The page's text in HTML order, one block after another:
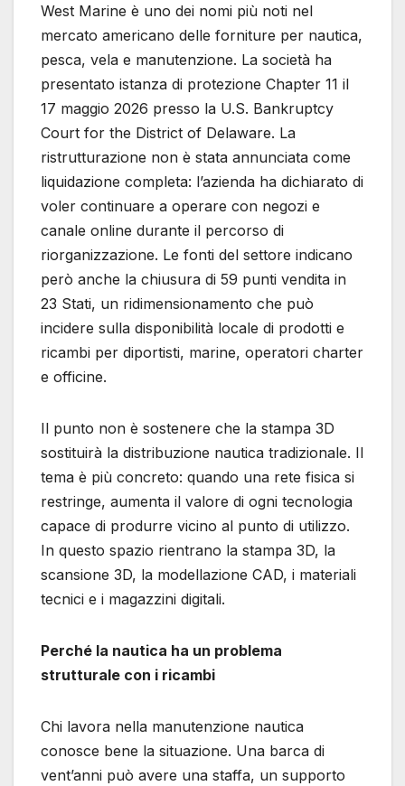
West Marine è uno dei nomi più noti nel
mercato americano delle forniture per nautica,
pesca, vela e manutenzione. La società ha
presentato istanza di protezione Chapter 11 il
17 maggio 2026 presso la U.S. Bankruptcy
Court for the District of Delaware. La
ristrutturazione non è stata annunciata come
liquidazione completa: l’azienda ha dichiarato di
voler continuare a operare con negozi e
canale online durante il percorso di
riorganizzazione. Le fonti del settore indicano
però anche la chiusura di 59 punti vendita in
23 Stati, un ridimensionamento che può
incidere sulla disponibilità locale di prodotti e
ricambi per diportisti, marine, operatori charter
e officine.
Il punto non è sostenere che la stampa 3D
sostituirà la distribuzione nautica tradizionale. Il
tema è più concreto: quando una rete fisica si
restringe, aumenta il valore di ogni tecnologia
capace di produrre vicino al punto di utilizzo.
In questo spazio rientrano la stampa 3D, la
scansione 3D, la modellazione CAD, i materiali
tecnici e i magazzini digitali.
Perché la nautica ha un problema
strutturale con i ricambi
Chi lavora nella manutenzione nautica
conosce bene la situazione. Una barca di
vent’anni può avere una staffa, un supporto